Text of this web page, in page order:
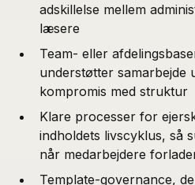
adskillelse mellem
læsere
Team- eller
understøtter samarbejde
kompromis med struktur
Klare processer for
indholdets livscyklus, så
når medarbejdere
Template-governance,